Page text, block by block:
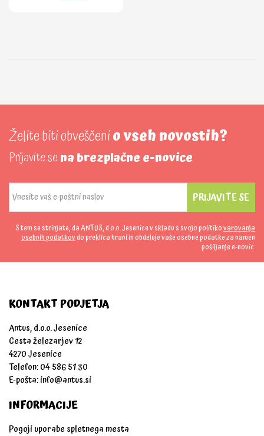
Želite biti obveščenio vseh novostih?
Prijavite sena brezplačne e-novice
PRIJAVITE SE
S tem se strinjate, da ANTUS, d.o.o. Jesenice v skladu s svojo politikovarovanja
osebnih podatkovdo preklica hrani in obdeluje vaše osebne podatke za namen
pošiljanje e-novic.
KONTAKT PODJETJA
Antus, d.o.o. Jesenice
Cesta železarjev 12
4270 Jesenice
Telefon: 04 586 51 30
E-pošta:info@antus.si
INFORMACIJE
Pogoji uporabe spletnega mesta